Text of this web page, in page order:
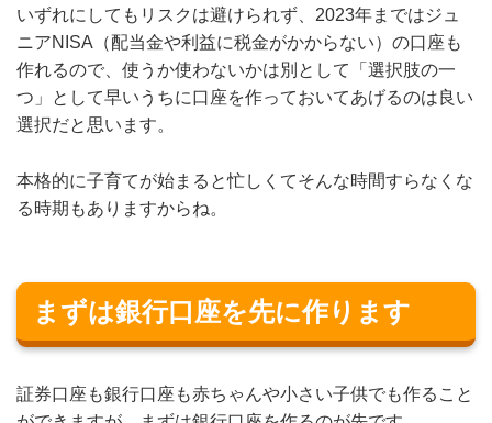
いずれにしてもリスクは避けられず、2023年まではジュ
ニアNISA（配当金や利益に税金がかからない）の口座も
作れるので、使うか使わないかは別として「選択肢の一
つ」として早いうちに口座を作っておいてあげるのは良い
選択だと思います。
本格的に子育てが始まると忙しくてそんな時間すらなくな
る時期もありますからね。
まずは銀行口座を先に作ります
証券口座も銀行口座も赤ちゃんや小さい子供でも作ること